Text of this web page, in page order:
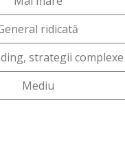
ridicată
strategii complexe
Mediu